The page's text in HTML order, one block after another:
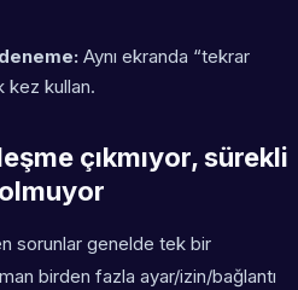
Aynı ekranda “tekrar
kez kullan.
çıkmıyor, sürekli
sorunlar genelde tek bir
birden fazla ayar/izin/bağlantı